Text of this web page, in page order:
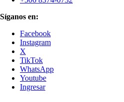
Síganos en:
Facebook
Instagram
X
TikTok
WhatsApp
Youtube
Ingresar